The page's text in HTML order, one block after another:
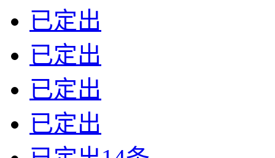
已定出
已定出
已定出
已定出